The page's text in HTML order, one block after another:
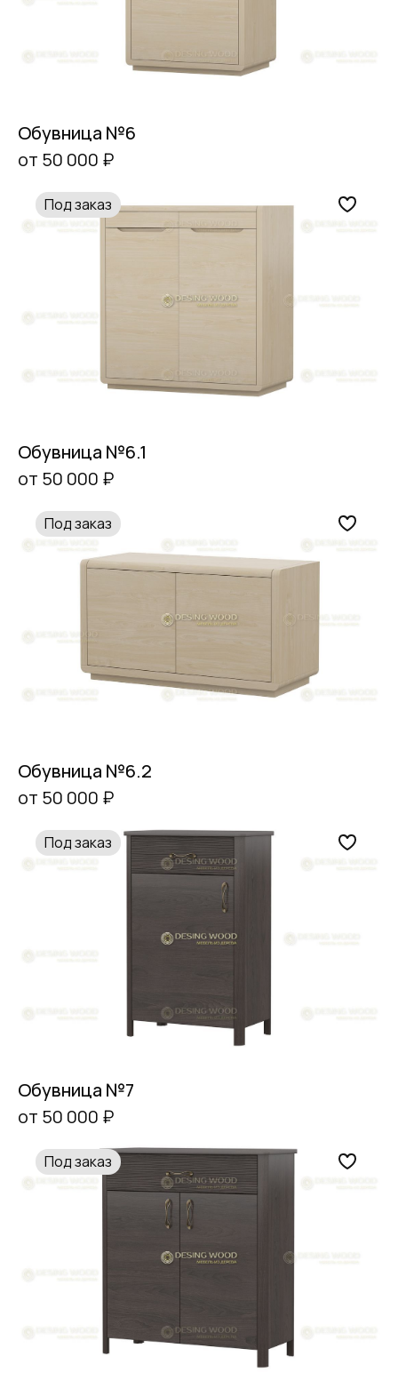
Обувница №6
от 50 000 ₽
Под заказ
Обувница №6.1
от 50 000 ₽
Под заказ
Обувница №6.2
от 50 000 ₽
Под заказ
Обувница №7
от 50 000 ₽
Под заказ